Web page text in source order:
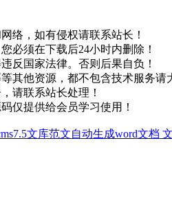
络，如有侵权请联系站长！
必须在下载后24小时内删除！
反国家法律。否则后果自负！
其他资源，都不包含技术服务请
请联系站长处理！
仅提供给会员学习使用！
文库范文自动生成word文档